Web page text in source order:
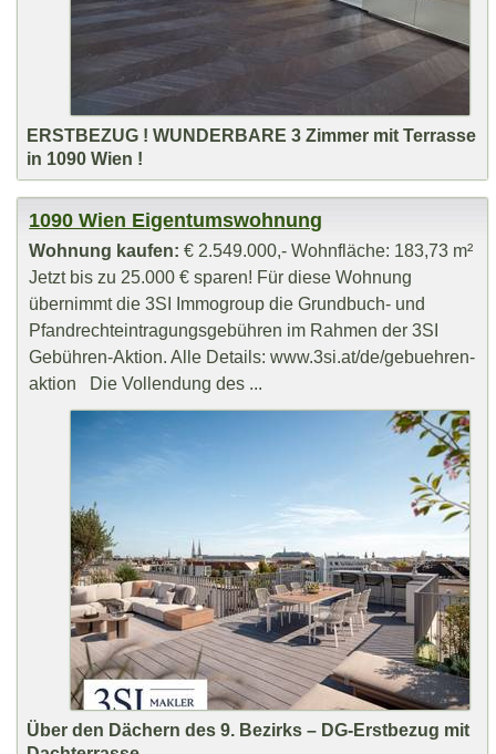
ERSTBEZUG ! WUNDERBARE 3 Zimmer mit Terrasse
in 1090 Wien !
1090 Wien Eigentumswohnung
Wohnung kaufen: € 2.549.000,- Wohnfläche: 183,73 m²
Jetzt bis zu 25.000 € sparen! Für diese Wohnung
übernimmt die 3SI Immogroup die Grundbuch- und
Pfandrechteintragungsgebühren im Rahmen der 3SI
Gebühren-Aktion. Alle Details: www.3si.at/de/gebuehren-
aktion Die Vollendung des ...
Über den Dächern des 9. Bezirks – DG-Erstbezug mit